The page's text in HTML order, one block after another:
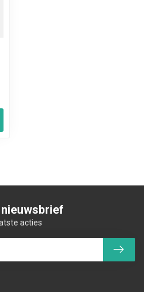
acties